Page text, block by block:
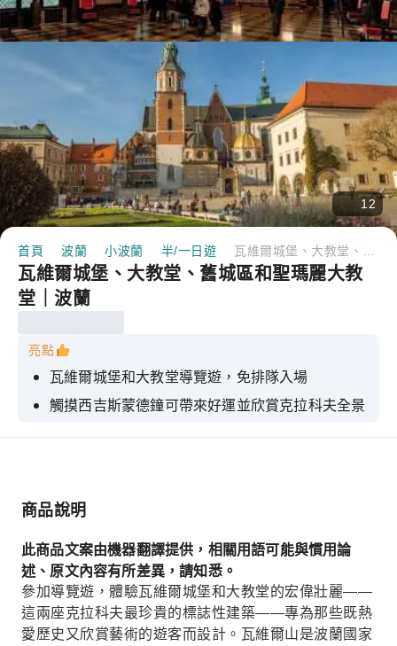
12
首頁 波蘭 小波蘭 半/一日遊
瓦維爾城堡、大教堂、舊城區和聖瑪麗大教
堂｜波蘭
亮點
瓦維爾城堡和大教堂導覽遊，免排隊入場
觸摸西吉斯蒙德鐘可帶來好運並欣賞克拉科夫全景
在持證當地導遊的帶領下，探索克拉科夫被聯合國
煌
商品說明
此商品文案由機器翻譯提供，相關用語可能與慣用論
述、原文內容有所差異，請知悉。
參加導覽遊，體驗瓦維爾城堡和大教堂的宏偉壯麗——
這兩座克拉科夫最珍貴的標誌性建築——專為那些既熱
愛歷史又欣賞藝術的遊客而設計。瓦維爾山是波蘭國家